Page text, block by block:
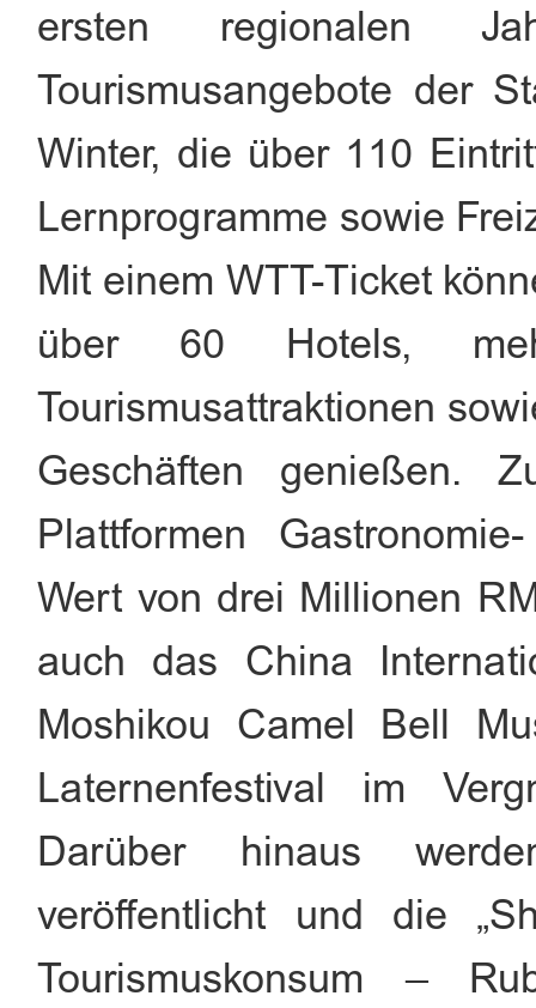
ersten regionalen
Tourismusangebote der
Winter, die über 110
Lernprogramme sowie
Mit einem WTT-Ticket
über 60 Hotels,
Tourismusattraktionen
Geschäften genießen.
Plattformen
Wert von drei Millionen
auch das China
Moshikou Camel Bell
Laternenfestival im
Darüber hinaus
veröffentlicht und die
Tourismuskonsum –